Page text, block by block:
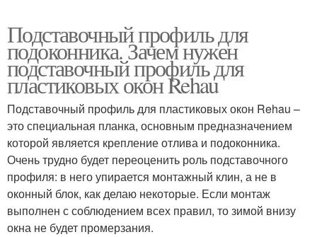
Подставочный профиль для
подоконника. Зачем нужен
подставочный профиль для
пластиковых окон Rehau
Подставочный профиль для пластиковых окон Rehau –
это специальная планка, основным предназначением
которой является крепление отлива и подоконника.
Очень трудно будет переоценить роль подставочного
профиля: в него упирается монтажный клин, а не в
оконный блок, как делаю некоторые. Если монтаж
выполнен с соблюдением всех правил, то зимой внизу
окна не будет промерзания.